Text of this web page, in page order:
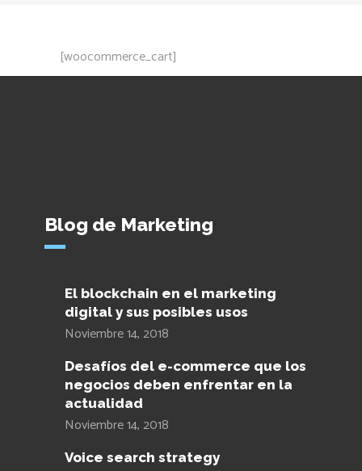
[woocommerce_cart]
Blog de Marketing
El blockchain en el marketing
digital y sus posibles usos
Noviembre 14, 2018
Desafíos del e-commerce que los
negocios deben enfrentar en la
actualidad
Noviembre 14, 2018
Voice search strategy